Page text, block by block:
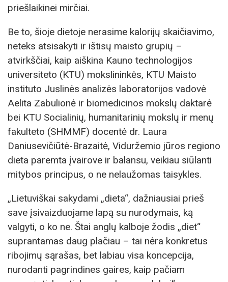
priešlaikinei mirčiai.
Be to, šioje dietoje nerasime kalorijų skaičiavimo,
neteks atsisakyti ir ištisų maisto grupių –
atvirkščiai, kaip aiškina Kauno technologijos
universiteto (KTU) mokslininkės, KTU Maisto
instituto Juslinės analizės laboratorijos vadovė
Aelita Zabulionė ir biomedicinos mokslų daktarė
bei KTU Socialinių, humanitarinių mokslų ir menų
fakulteto (SHMMF) docentė dr. Laura
Daniusevičiūtė-Brazaitė, Viduržemio jūros regiono
dieta paremta įvairove ir balansu, veikiau siūlanti
mitybos principus, o ne nelaužomas taisykles.
„Lietuviškai sakydami „dieta“, dažniausiai prieš
save įsivaizduojame lapą su nurodymais, ką
valgyti, o ko ne. Štai anglų kalboje žodis „diet“
suprantamas daug plačiau – tai nėra konkretus
ribojimų sąrašas, bet labiau visa koncepcija,
nurodanti pagrindines gaires, kaip pačiam